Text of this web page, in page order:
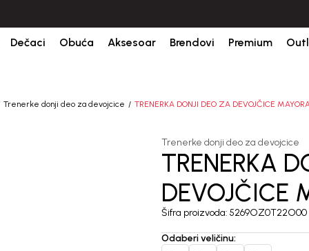
Dečaci Obuća Aksesoar Brendovi Premium
Trenerke donji deo za devojcice TRENERKA DONJI DEO ZA DEVOJČICE
Trenerke donji deo za devojcice
TRENERKA
DEVOJČICE
Šifra proizvoda: 5269OZ0T22O00
Odaberi veličinu: